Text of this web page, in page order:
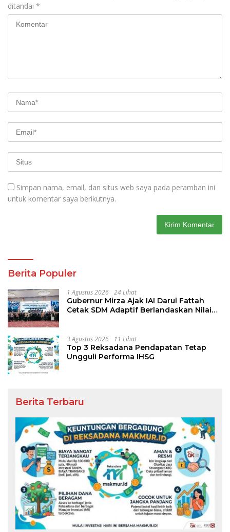
ditandai *
Simpan nama, email, dan situs web saya pada peramban ini
untuk komentar saya berikutnya.
Berita Populer
1 Agustus 2026 24 Lihat
Gubernur Mirza Ajak IAI Darul Fattah
Cetak SDM Adaptif Berlandaskan Nilai
3 Agustus 2026 11 Lihat
Top 3 Reksadana Pendapatan Tetap
Ungguli Performa IHSG
Berita Terbaru